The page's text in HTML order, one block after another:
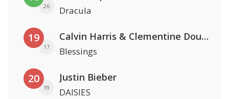
26 Dracula
19
17
Calvin Harris & Clementine Douglas
Blessings
20
19
Justin Bieber
DAISIES